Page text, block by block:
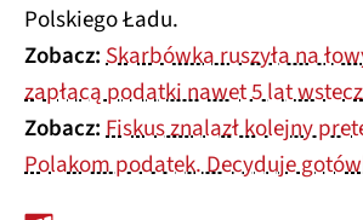
Polskiego Ładu.
Zobacz:Skarbówka ruszyła na
zapłacą podatki nawet 5 lat wstecz
Zobacz:Fiskus znalazł kolejny
Polakom podatek. Decyduje